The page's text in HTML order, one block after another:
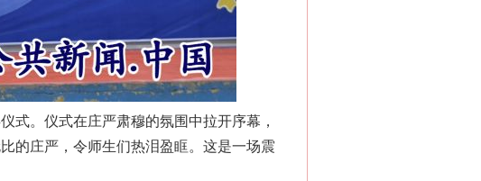
。仪式在庄严肃穆的氛围中拉开序幕，
的庄严，令师生们热泪盈眶。这是一场震